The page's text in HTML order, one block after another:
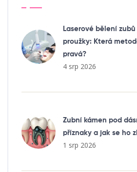
Laserové bělení
proužky: Která
pravá?
4 srp 2026
Zubní kámen pod
příznaky a jak se ho
1 srp 2026